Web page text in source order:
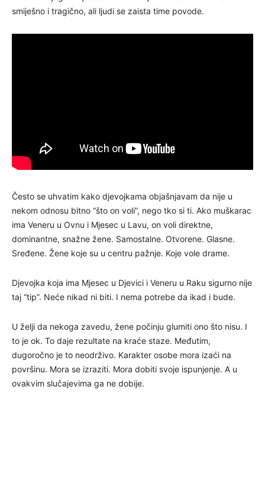
smiješno i tragično, ali ljudi se zaista time povode.
Često se uhvatim kako djevojkama objašnjavam da nije u
nekom odnosu bitno “što on voli”, nego tko si ti. Ako muškarac
ima Veneru u Ovnu i Mjesec u Lavu, on voli direktne,
dominantne, snažne žene. Samostalne. Otvorene. Glasne.
Sređene. Žene koje su u centru pažnje. Koje vole drame.
Djevojka koja ima Mjesec u Djevici i Veneru u Raku sigurno nije
taj “tip”. Neće nikad ni biti. I nema potrebe da ikad i bude.
U želji da nekoga zavedu, žene počinju glumiti ono što nisu. I
to je ok. To daje rezultate na kraće staze. Međutim,
dugoročno je to neodrživo. Karakter osobe mora izaći na
površinu. Mora se izraziti. Mora dobiti svoje ispunjenje. A u
ovakvim slučajevima ga ne dobije.